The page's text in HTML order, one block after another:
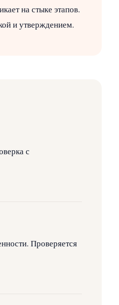
на стыке этапов.
и утверждением.
с
Проверяется